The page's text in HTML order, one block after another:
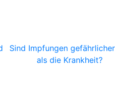
Sind Impfungen gefährlicher
als die Krankheit?